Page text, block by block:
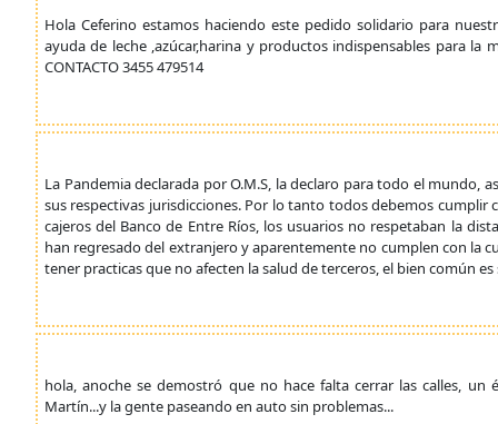
Hola Ceferino estamos haciendo este pedido solidario para
ayuda de leche ,azúcar,harina y productos indispensables para la
CONTACTO 3455 479514
La Pandemia declarada por O.M.S, la declaro para todo el mundo,
sus respectivas jurisdicciones. Por lo tanto todos debemos
cajeros del Banco de Entre Ríos, los usuarios no respetaban la
han regresado del extranjero y aparentemente no cumplen con la
tener practicas que no afecten la salud de terceros, el bien común
hola, anoche se demostró que no hace falta cerrar las calles, un
Martín...y la gente paseando en auto sin problemas...